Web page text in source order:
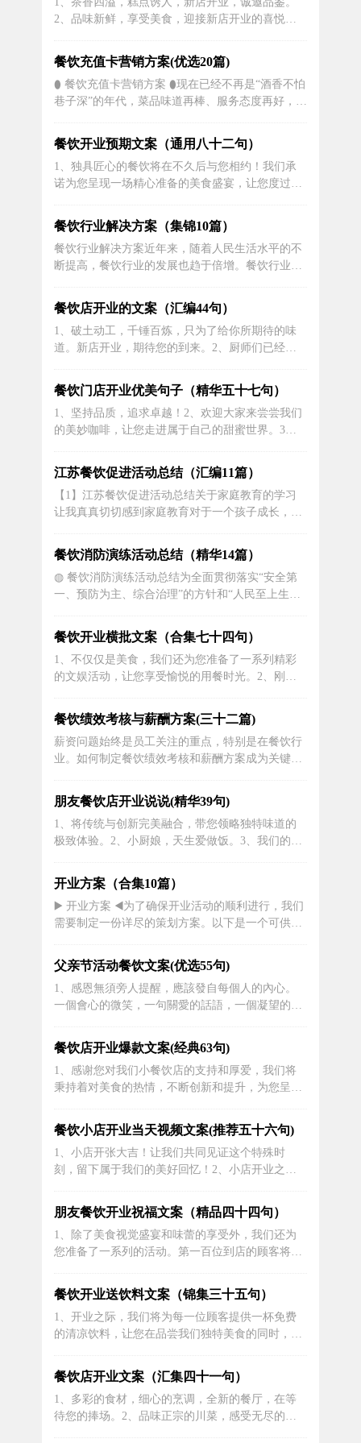
也可以选择一杯美酒搭配我们新店最好的披萨，烤
鸡和其它美食佳肴!6、具备丰富酒水知识...
2、品味新鲜，享受美食，迎接新店开业的喜悦，
美味佳肴。3、前台接待员急聘！有服务经验者优
先考虑！报酬丰厚，福利待遇周到，等你来开启与
顾客互动的美好旅程！4、尊敬的食客们，激动的
告诉您，我们新店即将开业，敬请期待美...
餐饮充值卡营销方案(优选20篇)
⬮ 餐饮充值卡营销方案 ⬮现在已经不再是“酒香不怕
巷子深”的年代，菜品味道再棒、服务态度再好，宣
开业的新餐厅，宣传尤其重要!1、通过在报纸上发
布内容：a、有关新店开张信息。b、有关开业当天
活动信息。c、有关餐厅文化信息。作用：发布喜庆
祝贺广告，营造开业庆典...
餐饮开业预期文案（通用八十二句）
1、独具匠心的餐饮将在不久后与您相约！我们承
诺为您呈现一场精心准备的美食盛宴，让您度过一
店开业，初心不改，只为那一份让人念念不忘的味
道。3、提价时点不确定、终端销售回暖速度低于
预期。4、那么，此时此刻，请让我们以一款别具
匠心的招牌菜作为开业的代表——我们自...
餐饮行业解决方案（集锦10篇）
餐饮行业解决方案近年来，随着人民生活水平的不
断提高，餐饮行业的发展也趋于倍增。餐饮行业作
时，餐饮行业面临的压力也越来越大，如人力资源
成本、管理难度、食品安全、供应链风险等问题。
为了应对这些压力，餐饮行业需要制定科学的管理
策略，不断提升服务质量和形象，提高...
餐饮店开业的文案（汇编44句）
1、破土动工，千锤百炼，只为了给你所期待的味
道。新店开业，期待您的到来。2、厨师们已经在
3、我们期待用心制作的美食，能在你的口中化为
甜蜜的回忆。餐厅新店开业，只等你来品尝。4、
在这里，感受你从未有过的美食体验，我们等候您
的光临！5、闻一抹花香，尝一口美味，您...
餐饮门店开业优美句子（精华五十七句）
1、坚持品质，追求卓越！2、欢迎大家来尝尝我们
的美妙咖啡，让您走进属于自己的甜蜜世界。3、
观！4、哇！新品热销，限时抢购！5、龙凤呈祥，
欢天喜地迎新春！6、多重优惠，等你来撩！7、快
乐在这里，幸福在这里！让我们共同开启新的征
程！8、感恩有日，开张大吉！我们的...
江苏餐饮促进活动总结（汇编11篇）
【1】江苏餐饮促进活动总结关于家庭教育的学习
让我真真切切感到家庭教育对于一个孩子成长，成
来谈谈我的一些总结心得。一、更新家庭教育观
念，促进学生教育发展。先谈谈家庭教育的现状。
学生良好行为习惯的形成，必须是良好的学校教育
与良好的家庭教育密切配合的结果。然而，...
餐饮消防演练活动总结（精华14篇）
◍ 餐饮消防演练活动总结为全面贯彻落实“安全第
一、预防为主、综合治理”的方针和“人民至上生命
全火灾事故预警和应急机制，增强综合处理突发事
件的能力，建立有效的应急救援体系。10月13日下
午，中建八局三公司举办“20xx年南京市妇幼保健院
丁家庄建设项目部消防...
餐饮开业横批文案（合集七十四句）
1、不仅仅是美食，我们还为您准备了一系列精彩
的文娱活动，让您享受愉悦的用餐时光。2、刚刚
的热情服务和美味佳肴带您走进愉悦的味觉享受之
旅！3、【味觉的盛宴】我们将餐饮当作艺术，每
道菜肴都是独一无二的创作。用心准备每一道佳
肴，我们致力于让您的味觉得到全新的享受...
餐饮绩效考核与薪酬方案(三十二篇)
薪资问题始终是员工关注的重点，特别是在餐饮行
业。如何制定餐饮绩效考核和薪酬方案成为关键。
本，供您参考与阅读！
朋友餐饮店开业说说(精华39句)
1、将传统与创新完美融合，带您领略独特味道的
极致体验。2、小厨娘，天生爱做饭。3、我们的厨
忘怀的美味体验。4、中华美食，情结四海。5、“美
食从此，乘风破浪，便有你我。”全新餐饮店开业，
味觉冒险家们，欢迎上船！6、我们注重每一位顾
客的体验，从食材的选择到烹饪...
开业方案（合集10篇）
▶️ 开业方案 ◀️为了确保开业活动的顺利进行，我们
需要制定一份详尽的策划方案。以下是一个可供参
划方案时，我们需要明确目标和目的。目标是指挥
我们前进的指南针，而目的则是我们为了实现目标
而制定的具体计划。对于开业活动，我们的目的可
能是为了提高品牌...
父亲节活动餐饮文案(优选55句)
1、感恩無須旁人提醒，應該發自每個人的內心。
一個會心的微笑，一句關愛的話語，一個凝望的眼
份美味可口的餐饮套餐，不仅能满足父亲子女的胃
口，同时也是一份感情的表达和见证。3、三室一
厅祝天下含辛茹苦的父亲们节日快乐4、一道道色
香味俱佳的菜肴，承载着我们对父亲的无...
餐饮店开业爆款文案(经典63句)
1、感谢您对我们小餐饮店的支持和厚爱，我们将
秉持着对美食的热情，不断创新和提升，为您呈现
样的人生百味。3、欢迎来到我们的餐饮店，每一
道菜都是我们用心制作的美味佳肴，期待您的品
尝。4、敲开幸福的大门，开启美食的奇妙之旅。
5、装修风格融合了时尚与舒适，我们希望...
餐饮小店开业当天视频文案(推荐五十六句)
1、小店开张大吉！让我们共同见证这个特殊时
刻，留下属于我们的美好回忆！2、小店开业之
物更加超值！3、在这个美好的日子里，谢谢大家
陪伴我们走过开店的每一步，今天的剪彩是小店发
展的新起点！4、您的到来是我们小店最美的开业
礼物，让我们共同创造美好时光吧！5、每一...
朋友餐饮开业祝福文案（精品四十四句）
1、除了美食视觉盛宴和味蕾的享受外，我们还为
您准备了一系列的活动。第一百位到店的顾客将获
一步领略到我们的独到之处！2、超值优惠，拉丝
奶茶仅需15元！快来我们新开业的奶茶店，充满浓
浓的花果香，一饮难忘！3、这里有热情的服务，
美味的菜肴，欢乐的氛围，一定能让您...
餐饮开业送饮料文案（锦集三十五句）
1、开业之际，我们将为每一位顾客提供一杯免费
的清凉饮料，让您在品尝我们独特美食的同时，也
我们一同庆祝这个重要时刻！2、不仅仅是美食，
我们还为您准备了一系列精彩的文娱活动，让您享
受愉悦的用餐时光。3、亲爱的朋友们，您期待已
久的日子终于来临了！我们盛大开业，将...
餐饮店开业文案（汇集四十一句）
1、多彩的食材，细心的烹调，全新的餐厅，在等
待您的捧场。2、品味正宗的川菜，感受无尽的美